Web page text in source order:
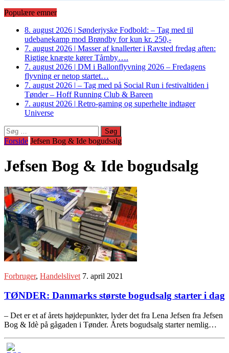
Populære emner
8. august 2026 | Sønderjyske Fodbold: – Tag med til
udebanekamp mod Brøndby for kun kr. 250,-
7. august 2026 | Masser af knallerter i Ravsted fredag aften:
Rigtige knægte kører Tårnby….
7. august 2026 | DM i Ballonflyvning 2026 – Fredagens
flyvning er netop startet…
7. august 2026 | – Tag med på Social Run i festivaltiden i
Tønder – Hoff Running Club & Bareen
7. august 2026 | Retro-gaming og superhelte indtager
Universe
Søg
efter:
Forside Jefsen Bog & Ide bogudsalg
Jefsen Bog & Ide bogudsalg
Forbruger, Handelslivet 7. april 2021
TØNDER: Danmarks største bogudsalg starter i dag
– Det er et af årets højdepunkter, lyder det fra Lena Jefsen fra Jefsen
Bog & Idè på gågaden i Tønder. Årets bogudsalg starter nemlig…